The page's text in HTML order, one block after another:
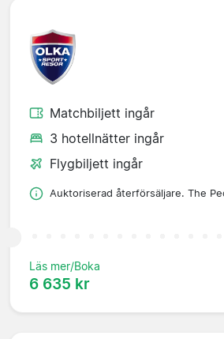
Matchbiljett ingår
3 hotellnätter ingår
Flygbiljett ingår
Auktoriserad återförsäljare. The
Läs mer/Boka
6 635 kr